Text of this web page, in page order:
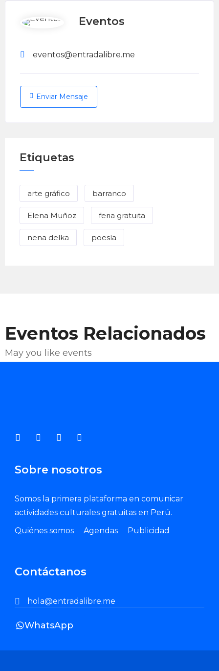
Eventos
eventos@entradalibre.me
Enviar Mensaje
Etiquetas
arte gráfico barranco
Elena Muñoz feria gratuita
nena delka poesía
Eventos Relacionados
May you like events
Sobre nosotros
Somos la primera plataforma en comunicar
actividades culturales gratuitas en Perú.
Quiénes somos
Agendas Publicidad
Contáctanos
hola@entradalibre.me
WhatsApp